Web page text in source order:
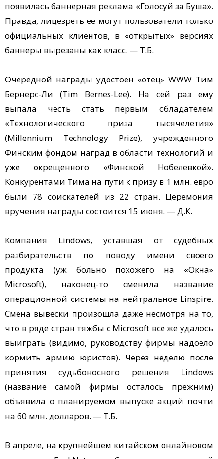
появилась баннерная реклама «Голосуй за Буша».
Правда, лицезреть ее могут пользователи только
официальных клиентов, в «открытых» версиях
баннеры вырезаны как класс. — Т.Б.
Очередной награды удостоен «отец» WWW Тим
Бернерс-Ли (Tim Bernes-Lee). На сей раз ему
выпала честь стать первым обладателем
«Технологического приза тысячелетия»
(Millennium Technology Prize), учрежденного
Финским фондом наград в области технологий и
уже окрещенного «Финской Нобелевкой».
Конкурентами Тима на пути к призу в 1 млн. евро
были 78 соискателей из 22 стран. Церемония
вручения награды состоится 15 июня. — Д.К.
Компания Lindows, уставшая от судебных
разбирательств по поводу имени своего
продукта (уж больно похожего на «Окна»
Microsoft), наконец-то сменила название
операционной системы на нейтральное Linspire.
Смена вывески произошла даже несмотря на то,
что в ряде стран тяжбы с Microsoft все же удалось
выиграть (видимо, руководству фирмы надоело
кормить армию юристов). Через неделю после
принятия судьбоносного решения Lindows
(название самой фирмы осталось прежним)
объявила о планируемом выпуске акций почти
на 60 млн. долларов. — Т.Б.
В апреле, на крупнейшем китайском онлайновом